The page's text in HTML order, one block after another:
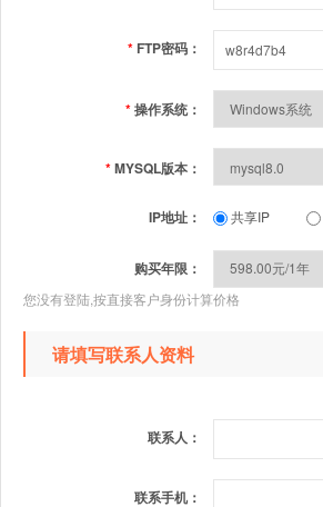
* FTP密码：
*操作系统：
*MYSQL版本：
IP地址： 共享IP
购买年限：
您没有登陆,按直接客户身份计算价格
请填写联系人资料
联系人：
联系手机：